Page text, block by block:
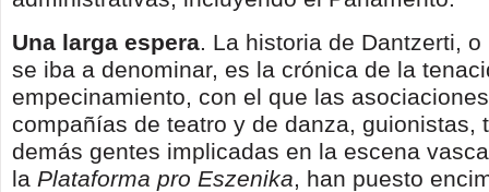
Una larga espera. La historia de Dantzerti,
se iba a denominar, es la crónica de la
empecinamiento, con el que las
compañías de teatro y de danza, guionistas,
demás gentes implicadas en la escena
la Plataforma pro Eszenika, han puesto